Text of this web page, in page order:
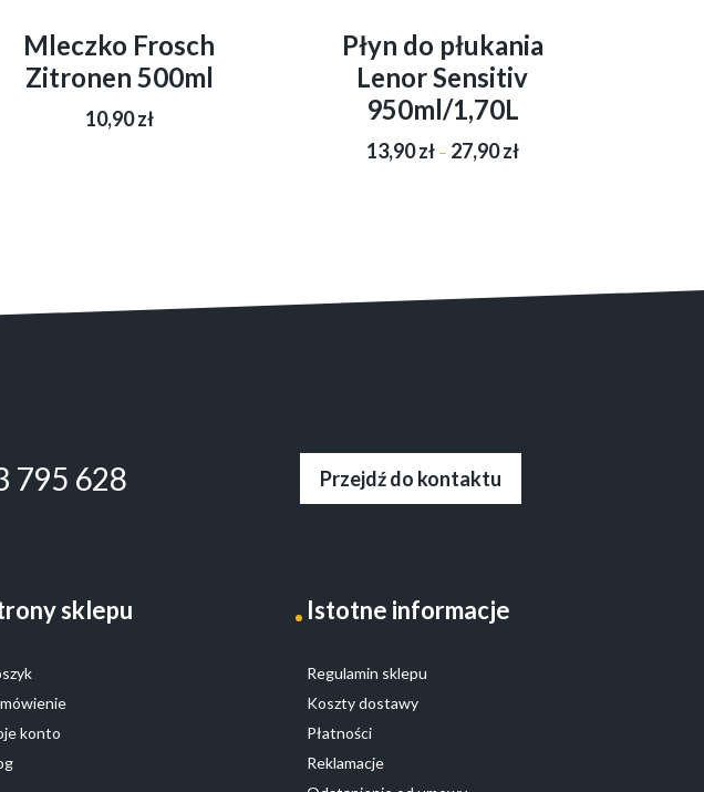
Mleczko Frosch
Zitronen 500ml
10,90zł
Płyn do płukania
Lenor Sensitiv
950ml/1,70L
13,90zł – 27,90złZakres
Opcje
795 628 Przejdź do kontaktu
sklepu
konto
Istotne informacje
Regulamin sklepu
Koszty dostawy
Płatności
Reklamacje